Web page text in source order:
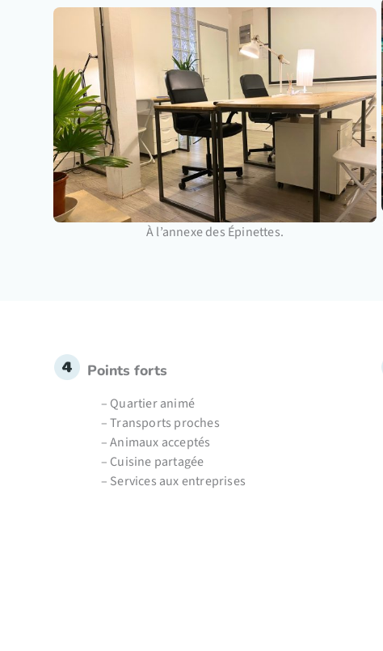
À l’annexe des Épinettes.
Points forts
– Quartier animé
– Transports proches
– Animaux acceptés
– Cuisine partagée
– Services aux entreprises